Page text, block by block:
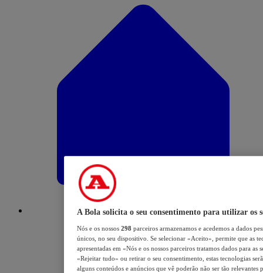
A Bola solicita o seu consentimento para utilizar os
Nós e os nossos 298 parceiros armazenamos e acedemos a dados
únicos, no seu dispositivo. Se selecionar «Aceito», permite que as
apresentadas em «Nós e os nossos parceiros tratamos dados para
«Rejeitar tudo» ou retirar o seu consentimento, estas tecnologias
alguns conteúdos e anúncios que vê poderão não ser tão relevantes